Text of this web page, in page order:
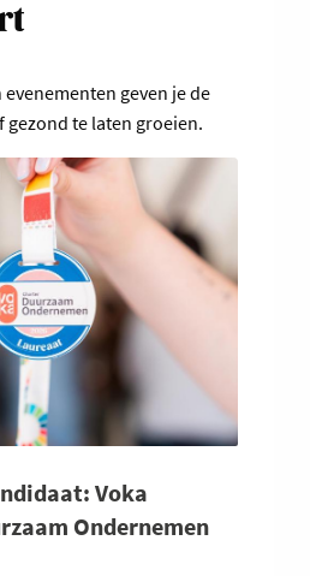
geven je de
gezond te laten groeien.
Voka
Ondernemen